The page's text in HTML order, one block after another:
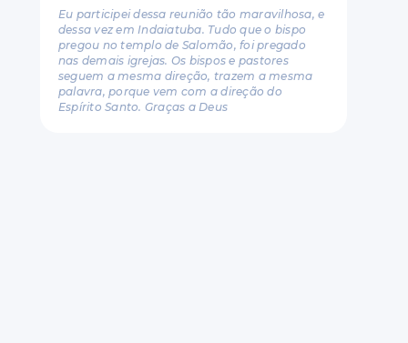
Eu participei dessa reunião tão maravilhosa, e
dessa vez em Indaiatuba. Tudo que o bispo
pregou no templo de Salomão, foi pregado
nas demais igrejas. Os bispos e pastores
seguem a mesma direção, trazem a mesma
palavra, porque vem com a direção do
Espírito Santo. Graças a Deus